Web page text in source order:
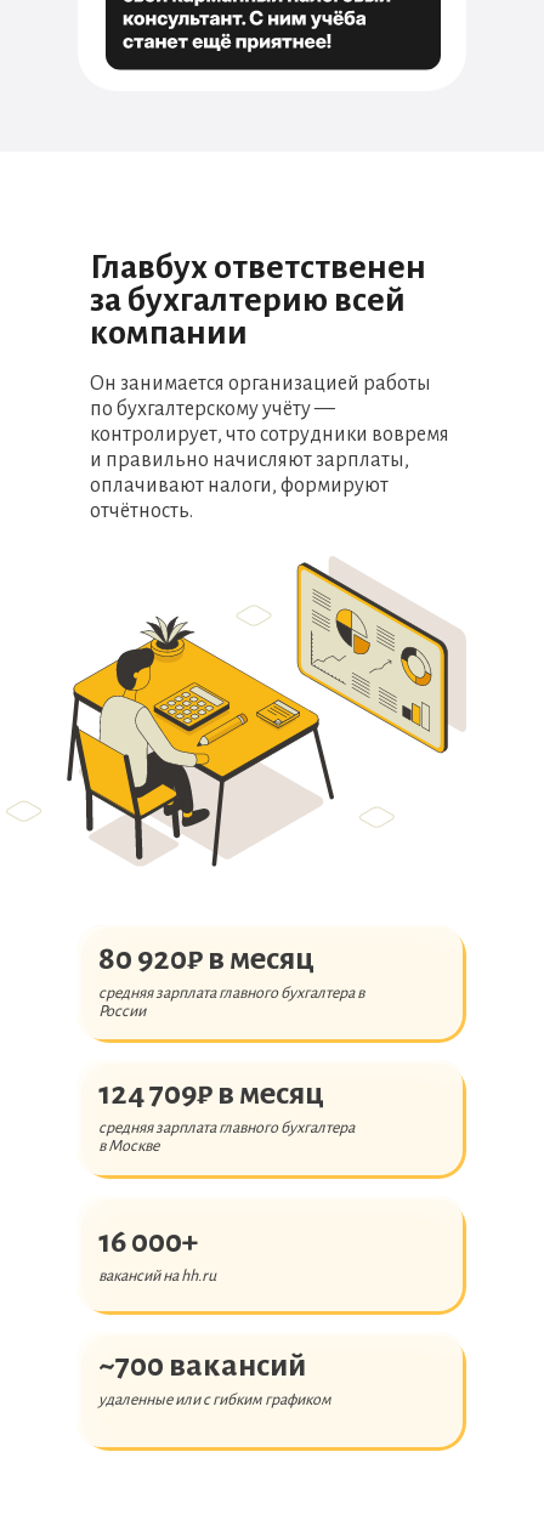
Он занимается организацией работы
по бухгалтерскому учёту —
контролирует, что сотрудники вовремя
и правильно начисляют зарплаты,
оплачивают налоги, формируют
отчётность.
Главбух ответственен
за бухгалтерию всей
компании
80 920₽ в месяц
средняя зарплата главного бухгалтера в
России
124 709₽ в месяц
средняя зарплата главного бухгалтера
в Москве
16 000+
вакансий на hh.ru
~700 вакансий
удаленные или с гибким графиком